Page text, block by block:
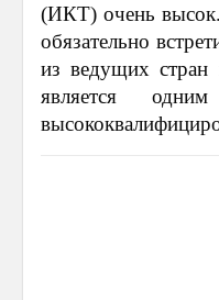
(ИКТ) очень
обязательно
из ведущих
является